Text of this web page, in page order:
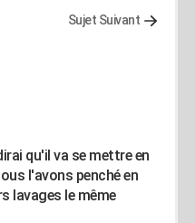
Sujet Suivant
qu'il va se mettre en
l'avons penché en
lavages le même